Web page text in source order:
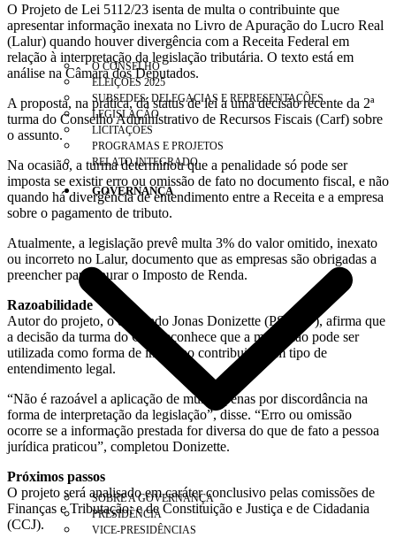
O CONSELHO
ELEIÇÕES 2025
SUBSEDES, DELEGACIAS E REPRESENTAÇÕES
LEGISLAÇÃO
LICITAÇÕES
PROGRAMAS E PROJETOS
RELATO INTEGRADO
GOVERNANÇA
SOBRE A GOVERNANÇA
PRESIDÊNCIA
VICE-PRESIDÊNCIAS
O Projeto de Lei 5112/23 isenta de multa o contribuinte que
apresentar informação inexata no Livro de Apuração do Lucro Real
(Lalur) quando houver divergência com a Receita Federal em
relação à interpretação da legislação tributária. O texto está em
análise na Câmara dos Deputados.
A proposta, na prática, dá status de lei a uma decisão recente da 2ª
turma do Conselho Administrativo de Recursos Fiscais (Carf) sobre
o assunto.
Na ocasião, a turma determinou que a penalidade só pode ser
imposta se existir erro ou omissão de fato no documento fiscal, e não
quando há divergência de entendimento entre a Receita e a empresa
sobre o pagamento de tributo.
Atualmente, a legislação prevê multa 3% do valor omitido, inexato
ou incorreto no Lalur, documento que as empresas são obrigadas a
preencher para apurar o Imposto de Renda.
Razoabilidade
Autor do projeto, o deputado Jonas Donizette (PSB-SP), afirma que
a decisão da turma do Carf reconhece que a multa não pode ser
utilizada como forma de impor ao contribuinte um tipo de
entendimento legal.
“Não é razoável a aplicação de multa apenas por discordância na
forma de interpretação da legislação”, disse. “Erro ou omissão
ocorre se a informação prestada for diversa do que de fato a pessoa
jurídica praticou”, completou Donizette.
Próximos passos
O projeto será analisado em caráter conclusivo pelas comissões de
Finanças e Tributação; e de Constituição e Justiça e de Cidadania
(CCJ).